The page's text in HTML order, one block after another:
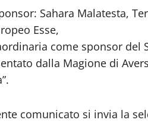
Sahara Malatesta,
Esse,
come sponsor
dalla Magione di
comunicato si invia la